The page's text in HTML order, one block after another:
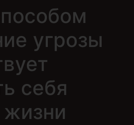
угрозы
себя